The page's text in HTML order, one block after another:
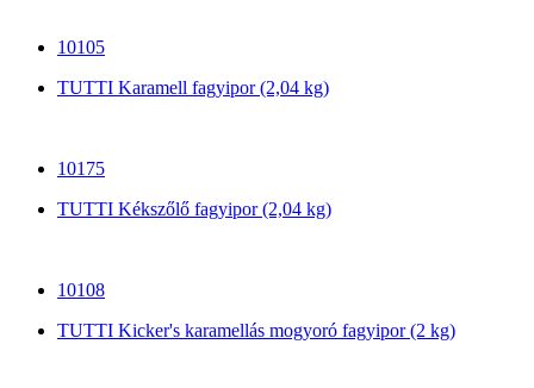
10105
TUTTI Karamell fagyipor (2,04 kg)
10175
TUTTI Kékszőlő fagyipor (2,04 kg)
10108
TUTTI Kicker's karamellás mogyoró fagyipor (2 kg)